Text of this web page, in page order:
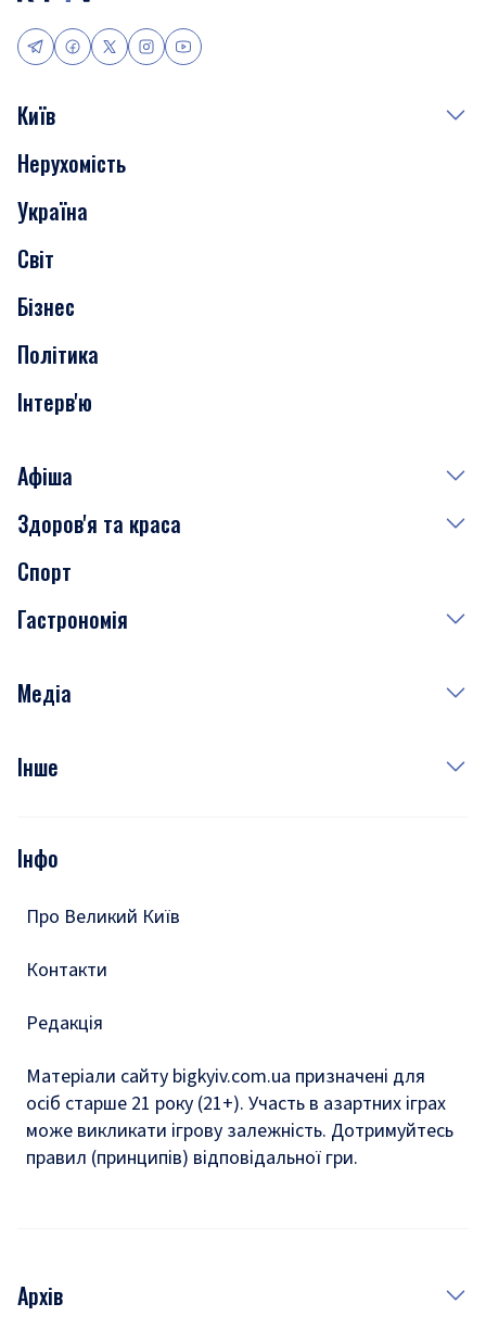
Київ
Події
Скандали
Нерухомість
Транспорт
Нерухомість
Україна
Світ
Бізнес
Політика
Інтерв'ю
Афіша
Сьогодні
Завтра
Субота
Здоров'я та краса
Медицина
Краса
Спорт
Гастрономія
Рецепти
Медіа
Фото
Подкасти
Інше
Тести
Інфо
Про Великий Київ
Контакти
Редакція
Матеріали сайту bigkyiv.com.ua призначені для
осіб старше 21 року (21+). Участь в азартних іграх
може викликати ігрову залежність. Дотримуйтесь
правил (принципів) відповідальної гри.
Архів